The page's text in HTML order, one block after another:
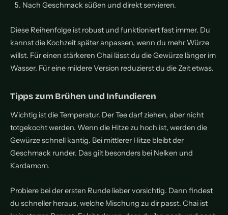
Nach Geschmack süßen und direkt servieren.
Diese Reihenfolge ist robust und funktioniert fast immer. Du
kannst die Kochzeit später anpassen, wenn du mehr Würze
willst. Für einen stärkeren Chai lässt du die Gewürze länger im
Wasser. Für eine mildere Version reduzierst du die Zeit etwas.
Tipps zum Brühen und Infundieren
Wichtig ist die Temperatur. Der Tee darf ziehen, aber nicht
totgekocht werden. Wenn die Hitze zu hoch ist, werden die
Gewürze schnell kantig. Bei mittlerer Hitze bleibt der
Geschmack runder. Das gilt besonders bei Nelken und
Kardamom.
Probiere bei der ersten Runde lieber vorsichtig. Dann findest
du schneller heraus, welche Mischung zu dir passt. Chai ist